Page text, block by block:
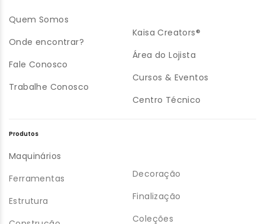
Quem Somos
Onde encontrar?
Fale Conosco
Trabalhe Conosco
Kaisa Creators®
Área do Lojista
Cursos & Eventos
Centro Técnico
Produtos
Maquinários
Ferramentas
Estrutura
Decoração
Finalização
Coleções